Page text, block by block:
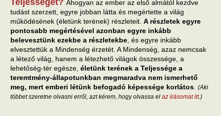
Teljességét? Ahogyan az ember az első almától kezdve
tudást szerzett, egyre jobban látta és megértette a világ
működésének (életünk terének) részleteit. A részletek egyre
pontosabb megértésével azonban egyre inkább
belevesztünk ezekbe a részletekbe, és egyre inkább
elvesztettük a Mindenség érzetét. A Mindenség, azaz nemcsak
a létező világ, hanem a létezhető világok összessége, a
lehetőség-tér egésze, életünk terének a Teljessége a
teremtmény-állapotunkban megmaradva nem ismerhető
meg, mert emberi létünk befogadó képessége korlátos. (Aki
többet szeretne olvasni erről, azt kérem, hogy olvassa el az írásomat itt.)